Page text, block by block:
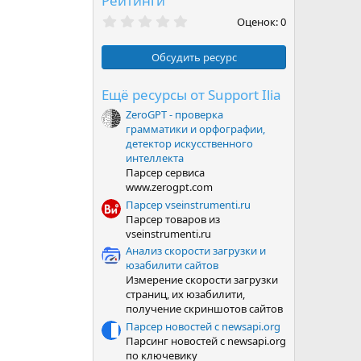
0
0
з
ё
з
д
Оценок: 0
Обсудить ресурс
Ещё ресурсы от Support Ilia
ZeroGPT - проверка
грамматики и орфографии,
детектор искусственного
интеллекта
Парсер сервиса
www.zerogpt.com
Парсер vseinstrumenti.ru
Парсер товаров из
vseinstrumenti.ru
Анализ скорости загрузки и
юзабилити сайтов
Измерение скорости загрузки
страниц, их юзабилити,
получение скриншотов сайтов
Парсер новостей с newsapi.org
Парсинг новостей с newsapi.org
по ключевику